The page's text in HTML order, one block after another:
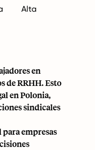
Alta
en
de RRHH. Esto
en Polonia,
sindicales
para empresas